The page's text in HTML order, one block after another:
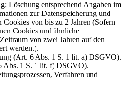
Löschung entsprechend Angaben im
zur Datenspeicherung und
von bis zu 2 Jahren (Sofern
Cookies und ähnliche
von zwei Jahren auf den
werden.).
(Art. 6 Abs. 1 S. 1 lit. a) DSGVO).
Abs. 1 S. 1 lit. f) DSGVO).
Verfahren und